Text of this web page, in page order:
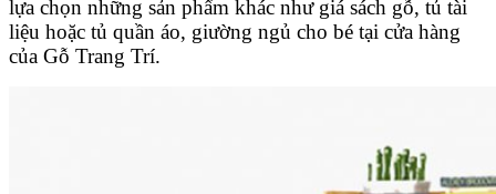
lựa chọn những sản phẩm khác như giá sách gỗ, tủ tài
liệu hoặc tủ quần áo, giường ngủ cho bé tại cửa hàng
của Gỗ Trang Trí.